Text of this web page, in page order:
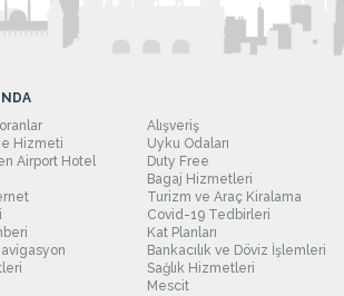
Alışveriş
Hizmeti
Uyku Odaları
Airport Hotel
Duty Free
Bagaj Hizmetleri
Turizm ve Araç Kiralama
Covid-19 Tedbirleri
Kat Planları
Bankacılık ve Döviz İşlemleri
Sağlık Hizmetleri
Mescit